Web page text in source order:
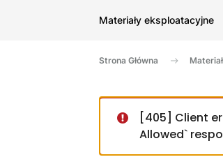
Materiały eksploatacyjne
Strona Główna
[405] Client
Allowed`